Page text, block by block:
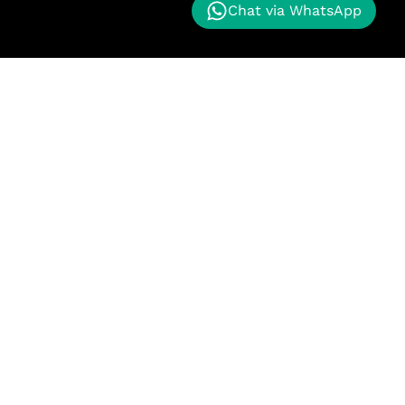
Chat via WhatsApp